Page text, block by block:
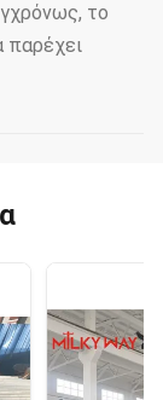
το
παρέχει